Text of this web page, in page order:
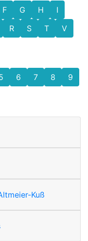
F G H
I
R S T
V
6 7 8
9
Kuß